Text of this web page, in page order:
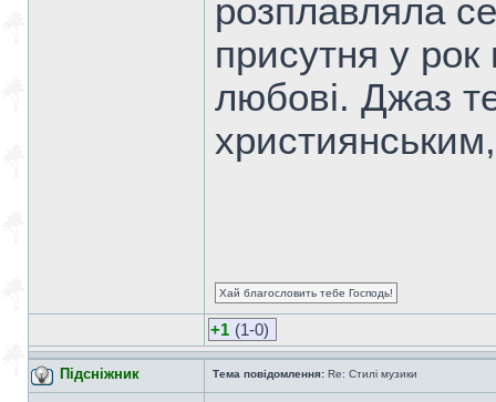
розплавляла
присутня у рок
любові. Джаз
Хай благословить тебе Господь!
+1 (1-0)
Підсніжник Тема повідомлення: Re: Стилі музики